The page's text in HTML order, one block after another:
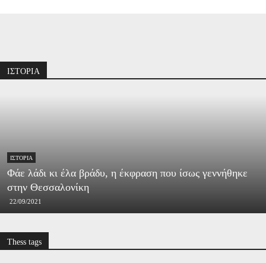
ΙΣΤΟΡΙΑ
ΙΣΤΟΡΊΑ
Φάε λάδι κι έλα βράδυ, η έκφραση που ίσως γεννήθηκε
στην Θεσσαλονίκη
22/09/2021
Thess tags